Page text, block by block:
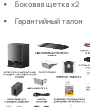
Боковая щетка х2
Гарантийный талон